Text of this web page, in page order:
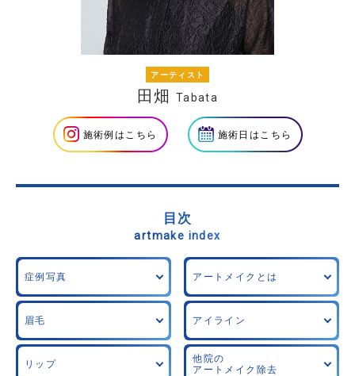
アーティスト
田畑 Tabata
施術例はこちら 施術日はこちら
目次
artmake index
症例写真 アートメイクとは
眉毛 アイライン
リップ
他院の
アートメイク除去